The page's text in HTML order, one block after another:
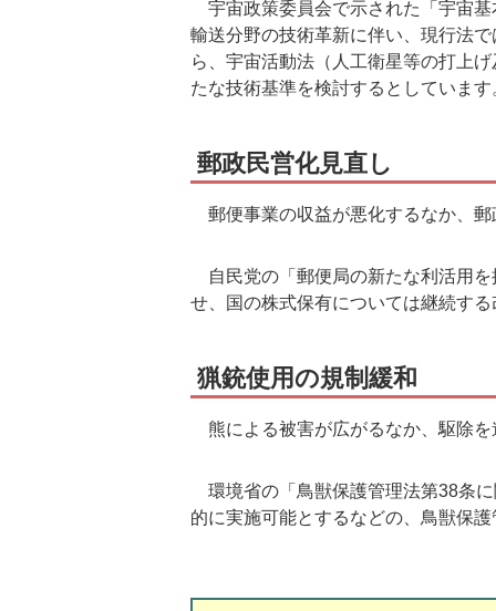
宇宙政策委員会で示された「宇宙
輸送分野の技術革新に伴い、現行法
ら、宇宙活動法（人工衛星等の打上
たな技術基準を検討するとしています
郵政民営化見直し
郵便事業の収益が悪化するなか、
自民党の「郵便局の新たな利活用
せ、国の株式保有については継続す
猟銃使用の規制緩和
熊による被害が広がるなか、駆除
環境省の「鳥獣保護管理法第38条
的に実施可能とするなどの、鳥獣保